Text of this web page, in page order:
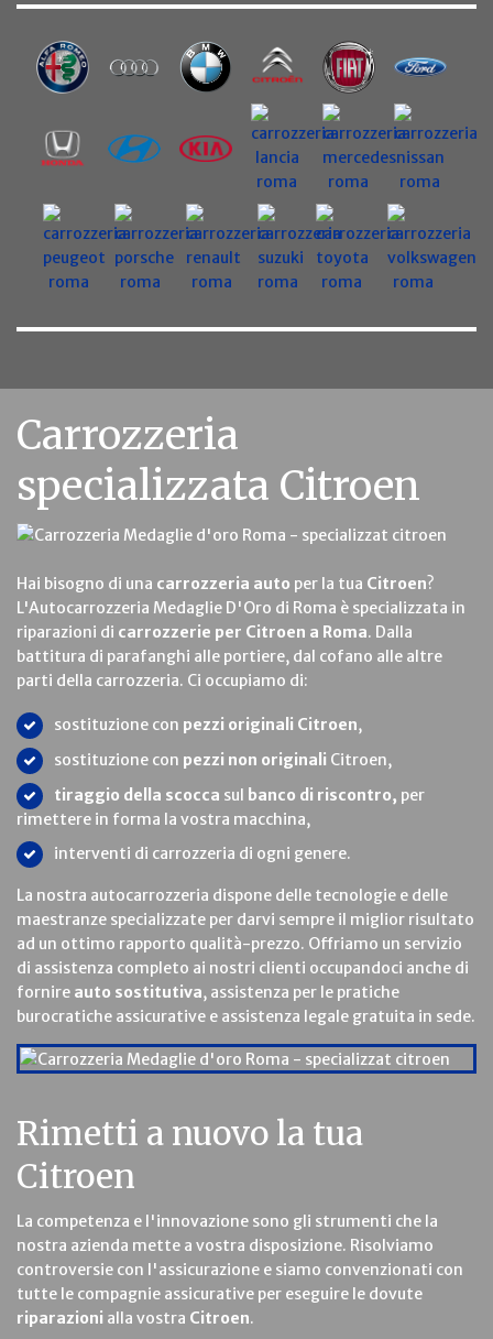
Carrozzeria
specializzata Citroen
Hai bisogno di una carrozzeria auto per la tua Citroen?
L'Autocarrozzeria Medaglie D'Oro di Roma è specializzata in
riparazioni di carrozzerie per Citroen a Roma. Dalla
battitura di parafanghi alle portiere, dal cofano alle altre
parti della carrozzeria. Ci occupiamo di:
sostituzione con pezzi originali Citroen,
sostituzione con pezzi non originali Citroen,
tiraggio della scocca sul banco di riscontro, per
rimettere in forma la vostra macchina,
interventi di carrozzeria di ogni genere.
La nostra autocarrozzeria dispone delle tecnologie e delle
maestranze specializzate per darvi sempre il miglior risultato
ad un ottimo rapporto qualità-prezzo. Offriamo un servizio
di assistenza completo ai nostri clienti occupandoci anche di
fornire auto sostitutiva, assistenza per le pratiche
burocratiche assicurative e assistenza legale gratuita in sede.
Rimetti a nuovo la tua
Citroen
La competenza e l'innovazione sono gli strumenti che la
nostra azienda mette a vostra disposizione. Risolviamo
controversie con l'assicurazione e siamo convenzionati con
tutte le compagnie assicurative per eseguire le dovute
riparazioni alla vostra Citroen.